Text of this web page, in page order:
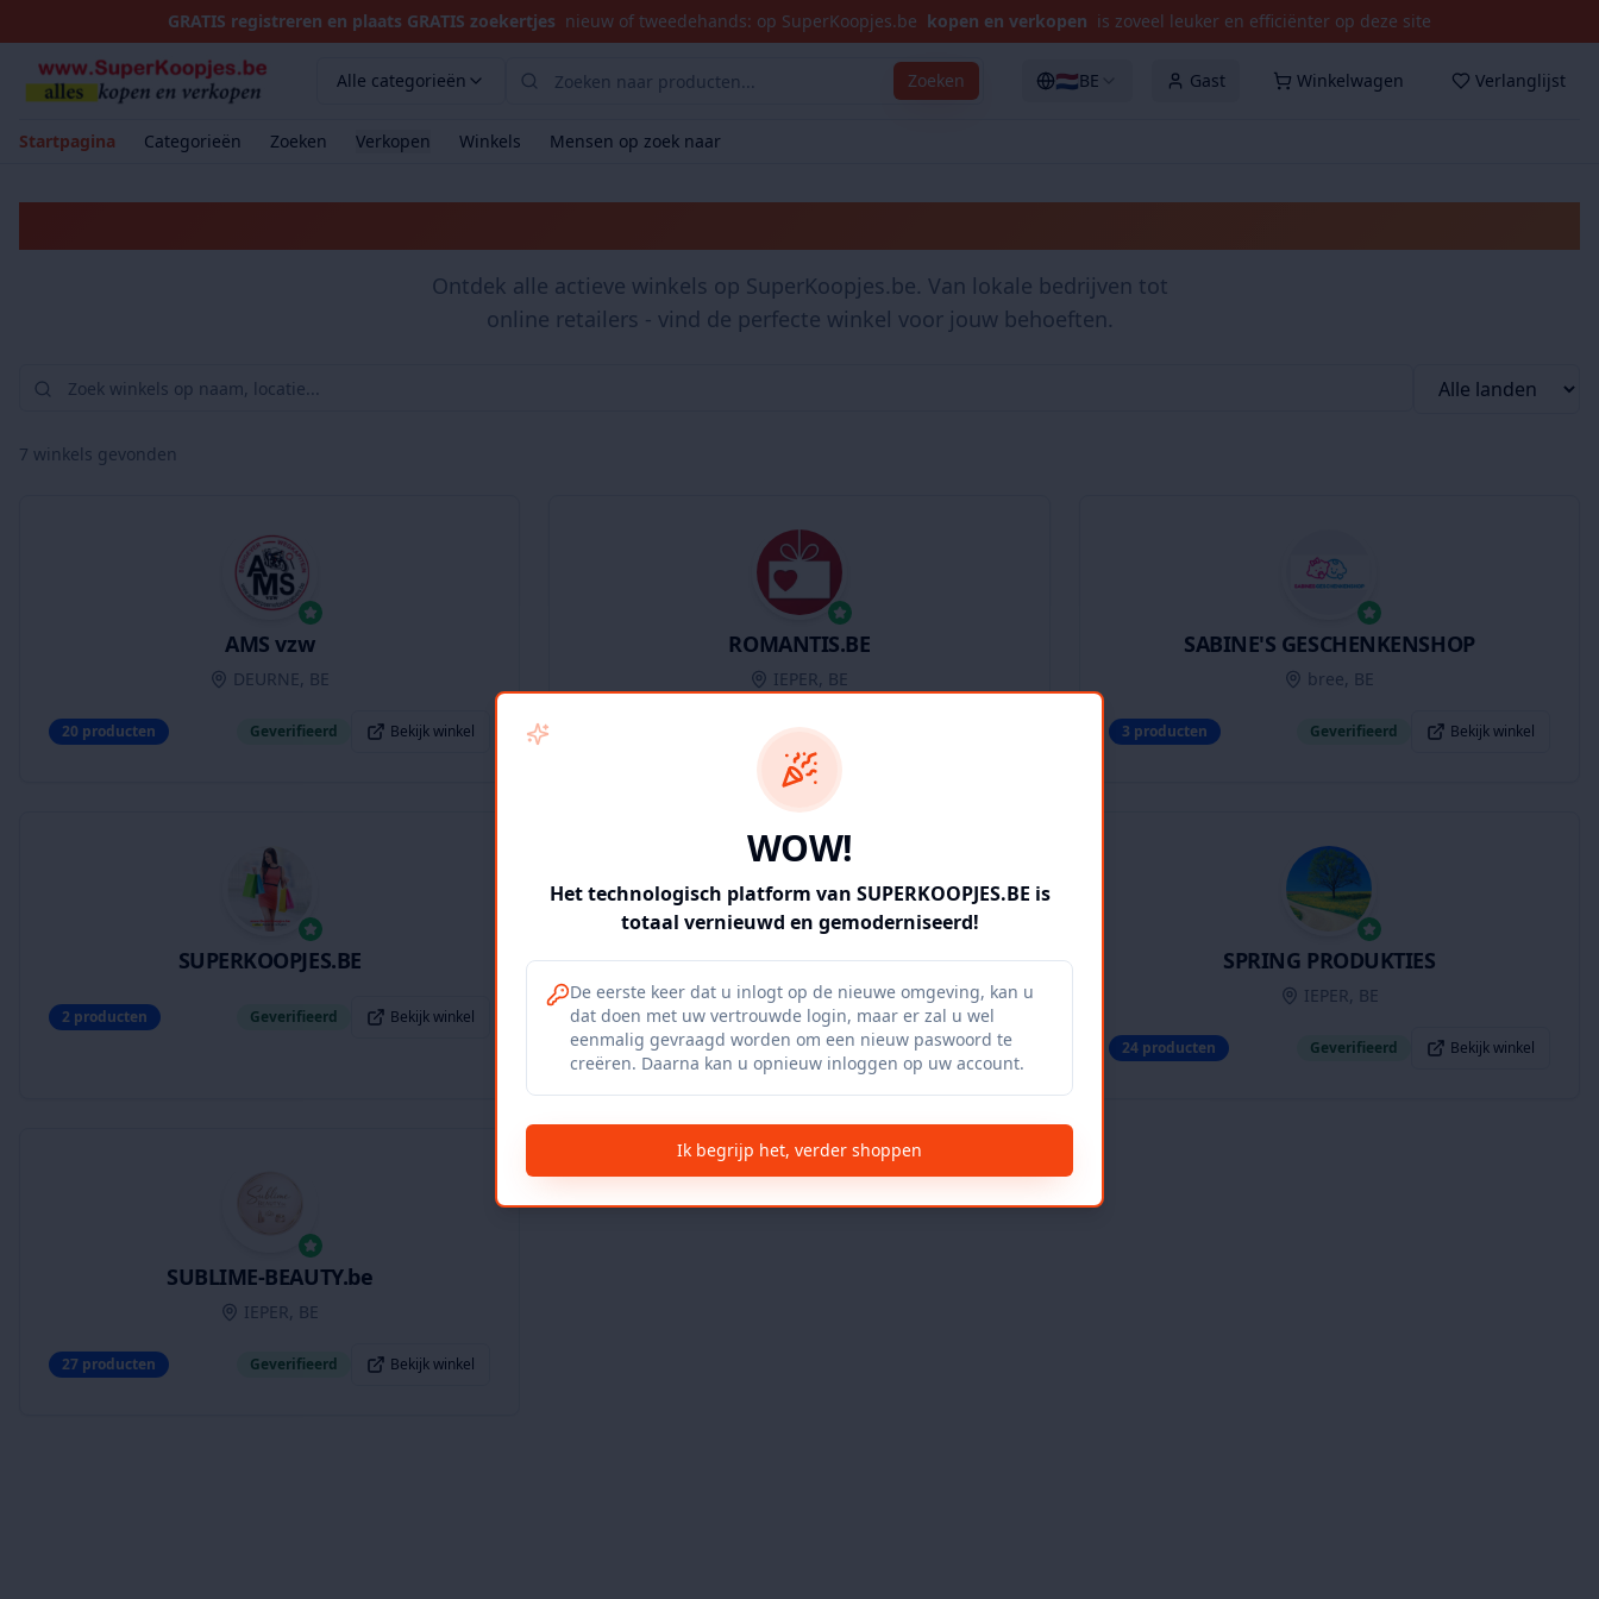
GRATIS registreren en plaats GRATIS zoekertjes nieuw of tweedehands: op SuperKoopjes.be kopen en verkopen is zoveel leuker en efficiënter op deze site
Alle categorieën Zoeken 🇳🇱BE Gast Winkelwagen Verlanglijst
Startpagina Categorieën Zoeken Verkopen Winkels Mensen op zoek naar
Ontdek alle actieve winkels op SuperKoopjes.be. Van lokale bedrijven tot
online retailers - vind de perfecte winkel voor jouw behoeften.
7 winkels gevonden
AMS vzw
DEURNE, BE
20 producten Geverifieerd Bekijk winkel
ROMANTIS.BE
IEPER, BE
Geverifieerd
SABINE'S GESCHENKENSHOP
bree, BE
3 producten Geverifieerd Bekijk winkel
SUPERKOOPJES.BE
2 producten Geverifieerd Bekijk winkel
Iepers Kwartier
Ieper, BE
1120 producten Geverifieerd Bekijk winkel
SPRING PRODUKTIES
IEPER, BE
24 producten Geverifieerd Bekijk winkel
SUBLIME-BEAUTY.be
IEPER, BE
27 producten Geverifieerd Bekijk winkel
WOW!
Het technologisch platform van SUPERKOOPJES.BE is
totaal vernieuwd en gemoderniseerd!
De eerste keer dat u inlogt op de nieuwe omgeving, kan u
dat doen met uw vertrouwde login, maar er zal u wel
eenmalig gevraagd worden om een nieuw paswoord te
creëren. Daarna kan u opnieuw inloggen op uw account.
Ik begrijp het, verder shoppen